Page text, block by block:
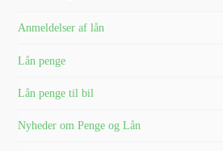
Anmeldelser af lån
Lån penge
Lån penge til bil
Nyheder om Penge og Lån